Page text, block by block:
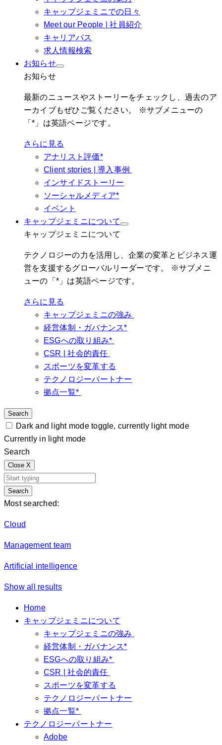
キャップジェミニでの日々
Meet our People | 社員紹介
キャリアパス
求人情報検索
お知らせ
お知らせ
最新のニュースやストーリーをチェックし、過去のア
ーカイブもぜひご覧ください。 ※サブメニューの
「*」は英語ページです。
さらに見る
アナリスト評価*
Client stories | 導入事例
インサイドストーリー
ソーシャルメディア*
イベント
キャップジェミニについて
キャップジェミニについて
テクノロジーの力を活用し、企業の変革とビジネス運
営を支援するグローバルリーダーです。 ※サブメニ
ューの「*」は英語ページです。
さらに見る
キャップジェミニの強み
経営体制・ガバナンス*
ESGへの取り組み*
CSR | 社会的責任
スポーツを変革する
テクノロジーパートナー
拠点一覧*
Search
Dark and light mode toggle, currently light mode
Currently in light mode
Search
Close X
Search
Most searched:
Cloud
Management team
Artificial intelligence
Show all results
Home
キャップジェミニについて
キャップジェミニの強み
経営体制・ガバナンス*
ESGへの取り組み*
CSR | 社会的責任
スポーツを変革する
テクノロジーパートナー
拠点一覧*
テクノロジーパートナー
Adobe